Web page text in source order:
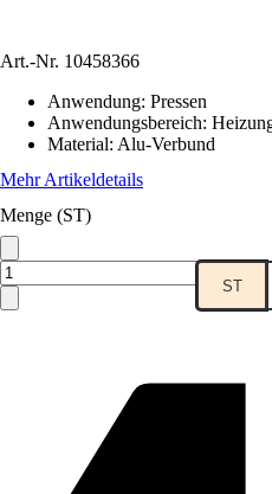
Art.-Nr. 10458366
Anwendung: Pressen
Anwendungsbereich:
Material: Alu-Verbund
Mehr Artikeldetails
Menge (ST)
ST